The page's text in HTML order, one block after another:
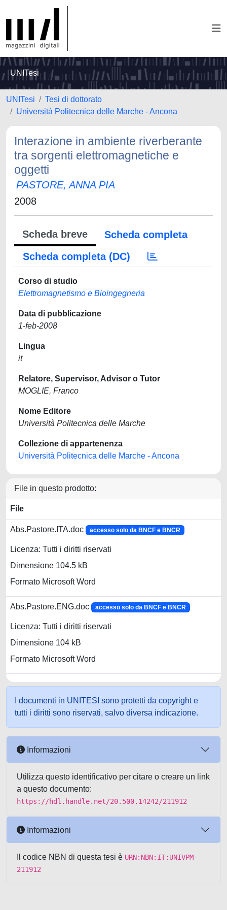
UNITesi
UNITesi
Tesi di dottorato
Università Politecnica delle Marche - Ancona
Interazione in ambiente riverberante
tra sorgenti elettromagnetiche e
oggetti
PASTORE, ANNA PIA
2008
Scheda breve
Scheda completa
Scheda completa (DC)
Corso di studio
Elettromagnetismo e Bioingegneria
Data di pubblicazione
1-feb-2008
Lingua
it
Relatore, Supervisor, Advisor o Tutor
MOGLIE, Franco
Nome Editore
Università Politecnica delle Marche
Collezione di appartenenza
Università Politecnica delle Marche - Ancona
File in questo prodotto:
File
Abs.Pastore.ITA.doc accesso solo da BNCF e BNCR
Licenza: Tutti i diritti riservati
Dimensione 104.5 kB
Formato Microsoft Word
Abs.Pastore.ENG.doc accesso solo da BNCF e BNCR
Licenza: Tutti i diritti riservati
Dimensione 104 kB
Formato Microsoft Word
I documenti in UNITESI sono protetti da copyright e
tutti i diritti sono riservati, salvo diversa indicazione.
Informazioni
Utilizza questo identificativo per citare o creare un link
a questo documento:
https://hdl.handle.net/20.500.14242/211912
Informazioni
Il codice NBN di questa tesi è URN:NBN:IT:UNIVPM-
211912